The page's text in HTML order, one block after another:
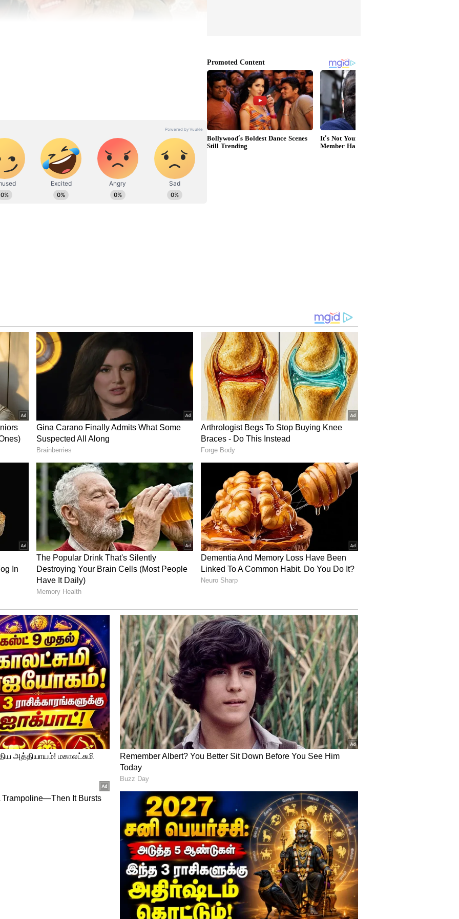
தினத்தைக் கூட இருவரும்
அப்போது எடுக்கப்பட்ட புகைப்படம்
ஷெட்டி திருமணம்:
மற்றும் அதியா ஷெட்டிக்கும் திருமணம்
விக்கிப்பீடியா பக்கத்திலும் இது
மகாராஷ்டிரா மாநிலத்தில் உள்ள காண்டாலா
விருந்தினர் மாளிகையான ஜஹானில்
பிரம்மாண்டமாக நடக்க இருக்கிறது.